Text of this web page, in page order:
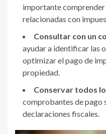
importante comprender
relacionadas con
Consultar con un
ayudar a identificar las
optimizar el pago de
propiedad.
Conservar todos
comprobantes de pago
declaraciones fiscales.